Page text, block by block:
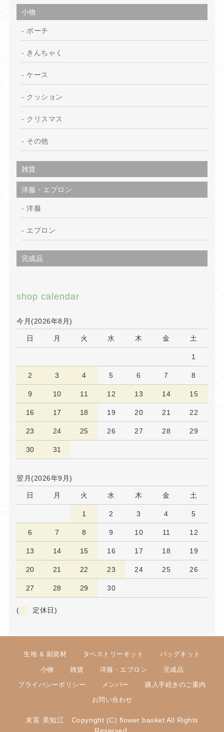
小物
ポーチ
きんちゃく
ケース
クッション
クリスマス
その他
雑貨
洋服・エプロン
洋服
エプロン
完成品
shop calendar
今月(2026年8月)
日 月 火 水 木 金 土
1
2 3 4 5 6 7 8
9 10 11 12 13 14 15
16 17 18 19 20 21 22
23 24 25 26 27 28 29
30 31
翌月(2026年9月)
日 月 火 水 木 金 土
1 2 3 4 5
6 7 8 9 10 11 12
13 14 15 16 17 18 19
20 21 22 23 24 25 26
27 28 29 30
( 定休日)
生地 & 副資材 タペストリーキット バッグキット
小物 雑貨 洋服・エプロン 完成品
プライバシーポリシー メンバー 購入手続きのご案内
お問い合わせ
末富 美知江 Copyright (C) flower basket All Rights
Reserved.